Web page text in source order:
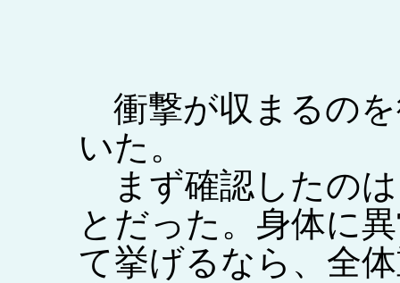
衝撃が収まるの
いた。
まず確認したの
とだった。身体に
て挙げるなら、全